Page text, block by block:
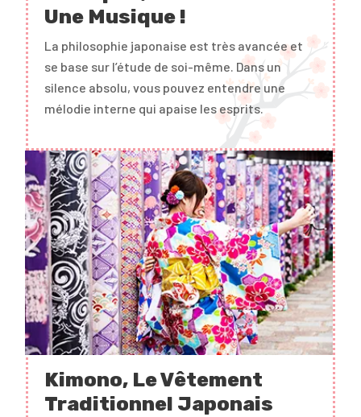
Une Musique !
La philosophie japonaise est très avancée et
se base sur l’étude de soi-même. Dans un
silence absolu, vous pouvez entendre une
mélodie interne qui apaise les esprits.
Kimono, Le Vêtement
Traditionnel Japonais